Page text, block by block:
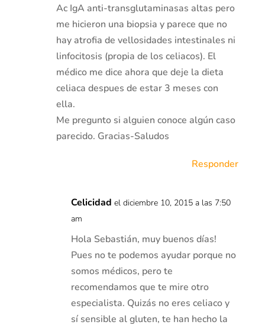
Ac IgA anti-transglutaminasas altas pero
me hicieron una biopsia y parece que no
hay atrofia de vellosidades intestinales ni
linfocitosis (propia de los celiacos). El
médico me dice ahora que deje la dieta
celiaca despues de estar 3 meses con
ella.
Me pregunto si alguien conoce algún caso
parecido. Gracias-Saludos
Responder
Celicidad el diciembre 10, 2015 a las 7:50
am
Hola Sebastián, muy buenos días!
Pues no te podemos ayudar porque no
somos médicos, pero te
recomendamos que te mire otro
especialista. Quizás no eres celiaco y
sí sensible al gluten, te han hecho la